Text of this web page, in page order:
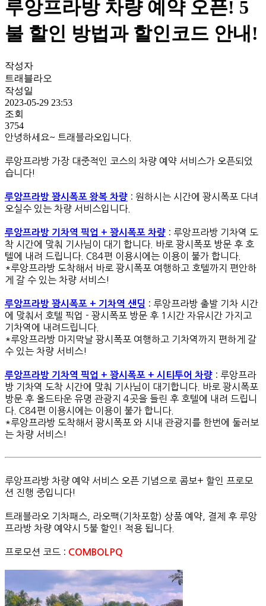
루앙프라방 차량 예약 오픈! 5
불 할인 방법과 할인코드 안내!
작성자
트래블라오
작성일
2023-05-29 23:53
조회
3754
안녕하세요~ 트래블라오입니다.
루앙프라방 가장 대중적인 코스의 차량 예약 서비스가 오픈되었
습니다!
루앙프라방 꽝시폭포 왕복 차량 : 원하시는 시간에 꽝시폭포 다녀
오실수 있는 차량 서비스입니다.
루앙프라방 기차역 픽업 + 꽝시폭포 차량 : 루앙프라방 기차역 도
착 시간에 맞춰 기사님이 대기 합니다. 바로 꽝시폭포 방문 후 호
텔에 내려 드립니다. C84편 이용시에는 이용이 불가 합니다.
*루앙프라방 도착해서 바로 꽝시폭포 여행하고 호텔까지 편안하
게 갈 수 있는 차량 서비스!
루앙프라방 꽝시폭포 + 기차역 샌 딩 : 루앙프라방 출발 기차 시간
에 맞춰서 호텔 픽업 - 꽝시폭포 방문 후 1시간 자유시간 가지고
기차역에 내려드립니다.
*루앙프라방 마지막날 꽝시폭포 여행하고 기차역까지 편하게 갈
수 있는 차량 서비스!
루앙프라방 기차역 픽업 + 꽝시폭포 + 시티투어 차량 : 루앙프라
방 기차역 도착 시간에 맞춰 기사님이 대기합니다. 바로 꽝시폭포
방문 후 올드타운 유명 관광지 4곳을 들린 후 호텔에 내려 드립니
다. C84편 이용시에는 이용이 불가 합니다.
*루앙프라방 도착해서 꽝시폭포 와 시내 관광지를 한번에 둘러보
는 차량 서비스!
루앙프라방 차량 예약 서비스 오픈 기념으로 콤보+ 할인 프로모
션 진행 중입니다!
트래블라오 기차패스, 라오팩(기차포함) 상품 예약, 결제 후 루앙
프라방 차량 예약시 5불 할인! 적용 됩니다.
프로모션 코드 : COMBOLPQ